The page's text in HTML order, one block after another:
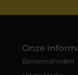
Onze
Beroemdheden